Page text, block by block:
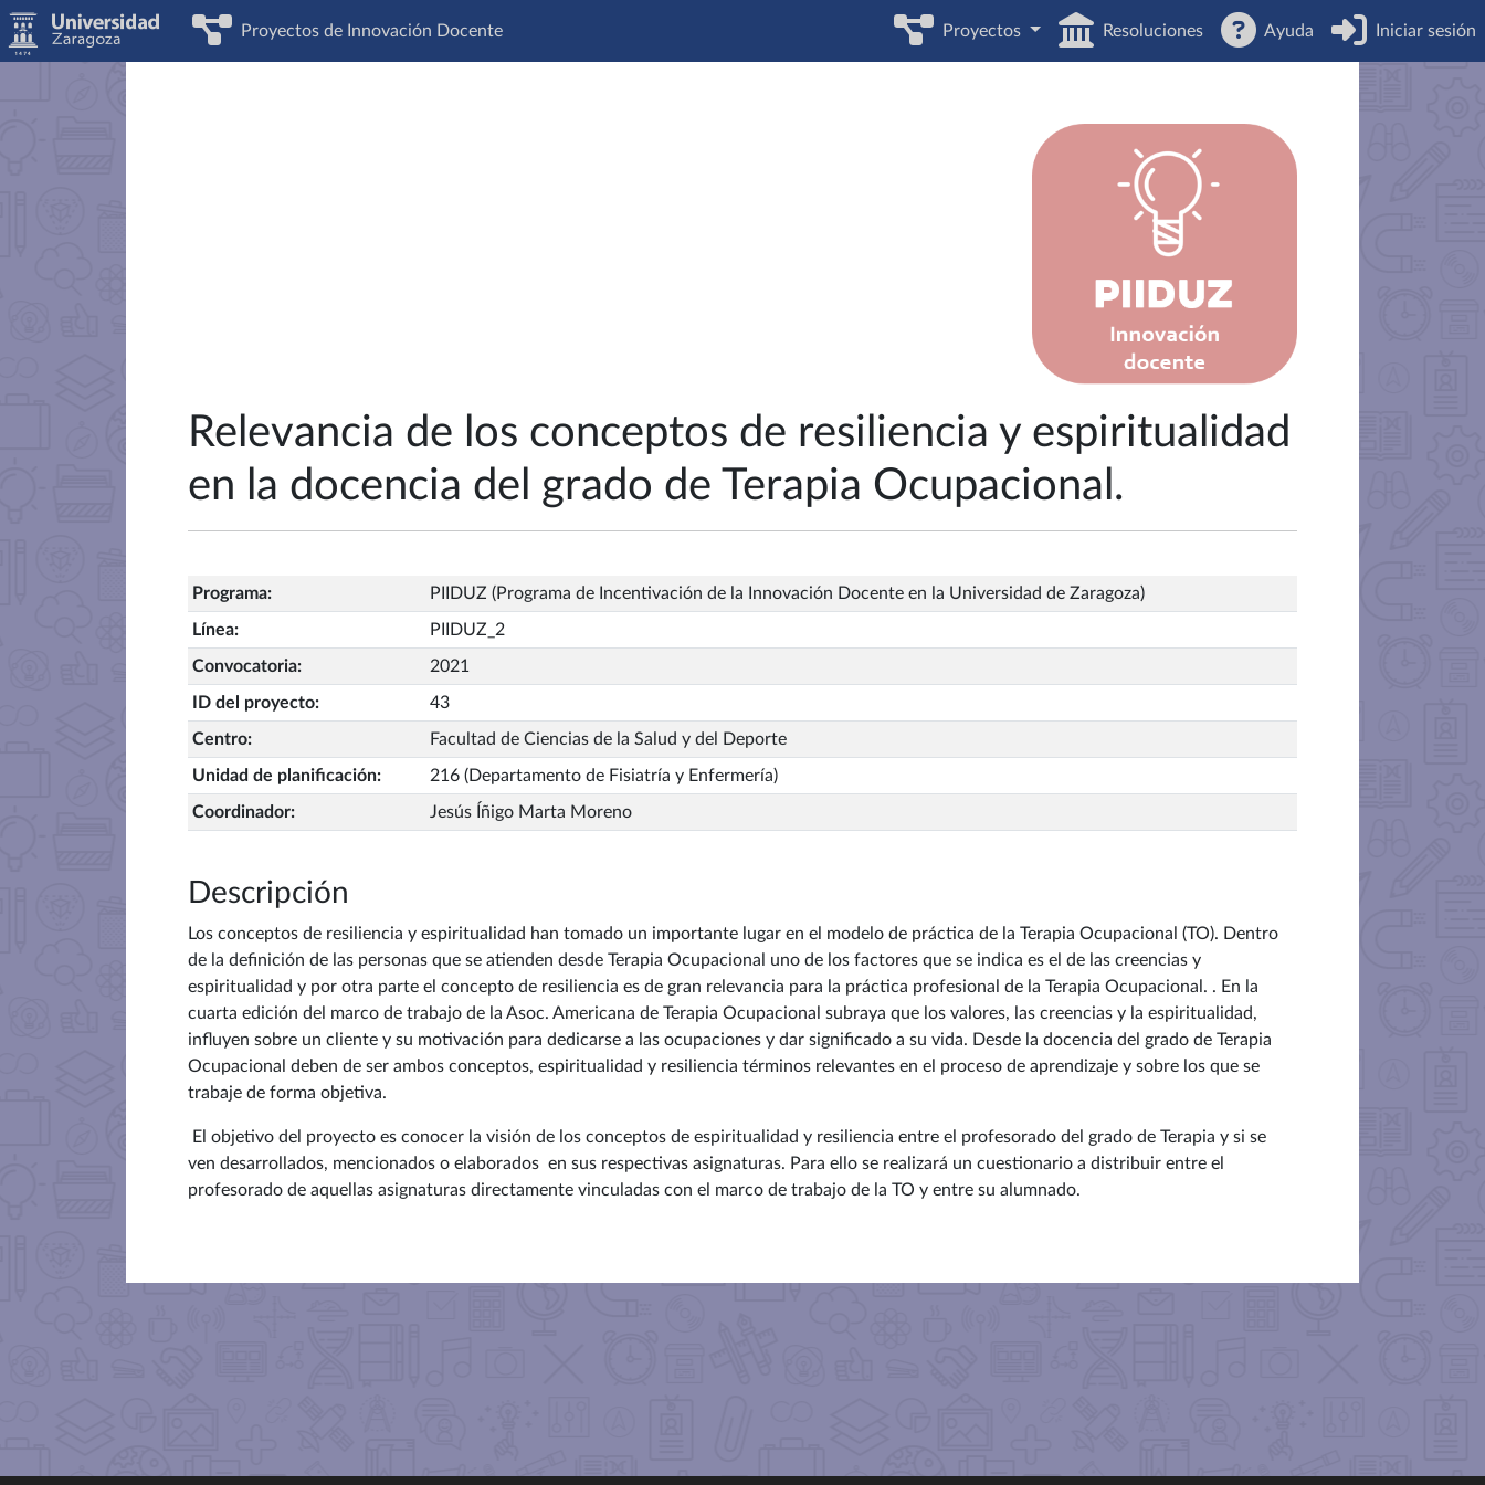
Proyectos de Innovación Docente Proyectos Resoluciones Ayuda Iniciar sesión
Relevancia de los conceptos de resiliencia y espiritualidad
en la docencia del grado de Terapia Ocupacional.
Programa: PIIDUZ (Programa de Incentivación de la Innovación Docente en la Universidad de Zaragoza)
Línea: PIIDUZ_2
Convocatoria: 2021
ID del proyecto: 43
Centro: Facultad de Ciencias de la Salud y del Deporte
Unidad de planificación: 216 (Departamento de Fisiatría y Enfermería)
Coordinador: Jesús Íñigo Marta Moreno
Descripción
Los conceptos de resiliencia y espiritualidad han tomado un importante lugar en el modelo de práctica de la Terapia Ocupacional (TO). Dentro
de la definición de las personas que se atienden desde Terapia Ocupacional uno de los factores que se indica es el de las creencias y
espiritualidad y por otra parte el concepto de resiliencia es de gran relevancia para la práctica profesional de la Terapia Ocupacional. . En la
cuarta edición del marco de trabajo de la Asoc. Americana de Terapia Ocupacional subraya que los valores, las creencias y la espiritualidad,
influyen sobre un cliente y su motivación para dedicarse a las ocupaciones y dar significado a su vida. Desde la docencia del grado de Terapia
Ocupacional deben de ser ambos conceptos, espiritualidad y resiliencia términos relevantes en el proceso de aprendizaje y sobre los que se
trabaje de forma objetiva.
El objetivo del proyecto es conocer la visión de los conceptos de espiritualidad y resiliencia entre el profesorado del grado de Terapia y si se
ven desarrollados, mencionados o elaborados en sus respectivas asignaturas. Para ello se realizará un cuestionario a distribuir entre el
profesorado de aquellas asignaturas directamente vinculadas con el marco de trabajo de la TO y entre su alumnado.